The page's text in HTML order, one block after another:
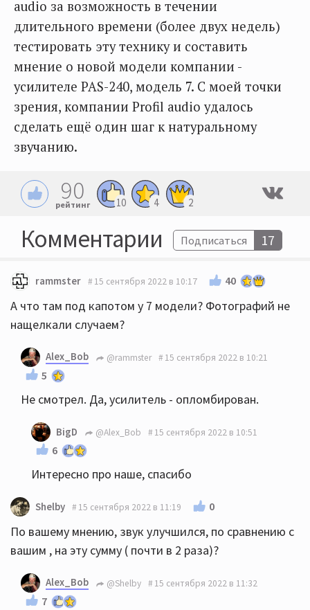
audio за возможность в течении
длительного времени (более двух недель)
тестировать эту технику и составить
мнение о новой модели компании -
усилителе PAS-240, модель 7. С моей точки
зрения, компании Profil audio удалось
сделать ещё один шаг к натуральному
звучанию.
90
рейтинг 10 4 2
Комментарии Подписаться 17
rammster 15 сентября 2022 в 10:17 40
А что там под капотом у 7 модели? Фотографий не
нащелкали случаем?
Alex_Bob @rammster 15 сентября 2022 в 10:21
5
Не смотрел. Да, усилитель - опломбирован.
BigD @Alex_Bob 15 сентября 2022 в 10:51
6
Интересно про наше, спасибо
Shelby 15 сентября 2022 в 11:19 0
По вашему мнению, звук улучшился, по сравнению с
вашим , на эту сумму ( почти в 2 раза)?
Alex_Bob @Shelby 15 сентября 2022 в 11:32
7